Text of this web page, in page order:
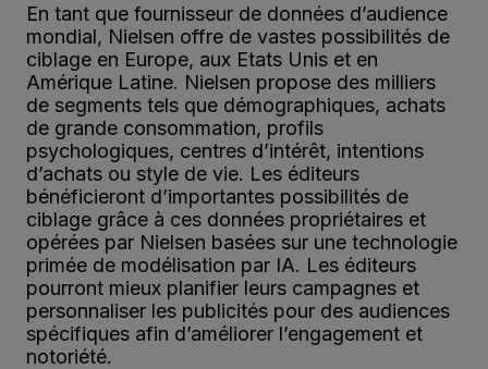
En tant que fournisseur de données d’audience
mondial, Nielsen offre de vastes possibilités de
ciblage en Europe, aux Etats Unis et en
Amérique Latine. Nielsen propose des milliers
de segments tels que démographiques, achats
de grande consommation, profils
psychologiques, centres d’intérêt, intentions
d’achats ou style de vie. Les éditeurs
bénéficieront d’importantes possibilités de
ciblage grâce à ces données propriétaires et
opérées par Nielsen basées sur une technologie
primée de modélisation par IA. Les éditeurs
pourront mieux planifier leurs campagnes et
personnaliser les publicités pour des audiences
spécifiques afin d’améliorer l’engagement et
notoriété.